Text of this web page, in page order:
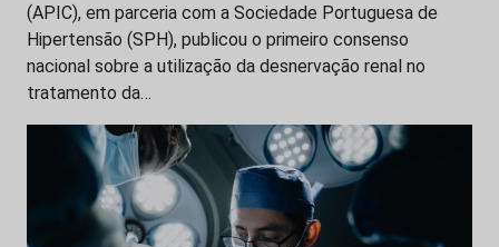
(APIC), em parceria com a Sociedade Portuguesa de
Hipertensão (SPH), publicou o primeiro consenso
nacional sobre a utilização da desnervação renal no
tratamento da…